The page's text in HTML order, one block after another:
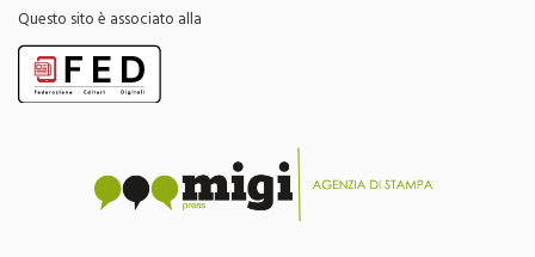
Questo sito è associato alla